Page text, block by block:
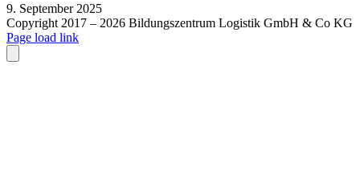
9. September 2025
Copyright 2017 – 2026 Bildungszentrum Logistik GmbH & Co KG
Facebook
E-
Mail
Page load link